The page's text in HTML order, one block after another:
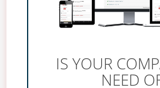
IS YOUR
NEED